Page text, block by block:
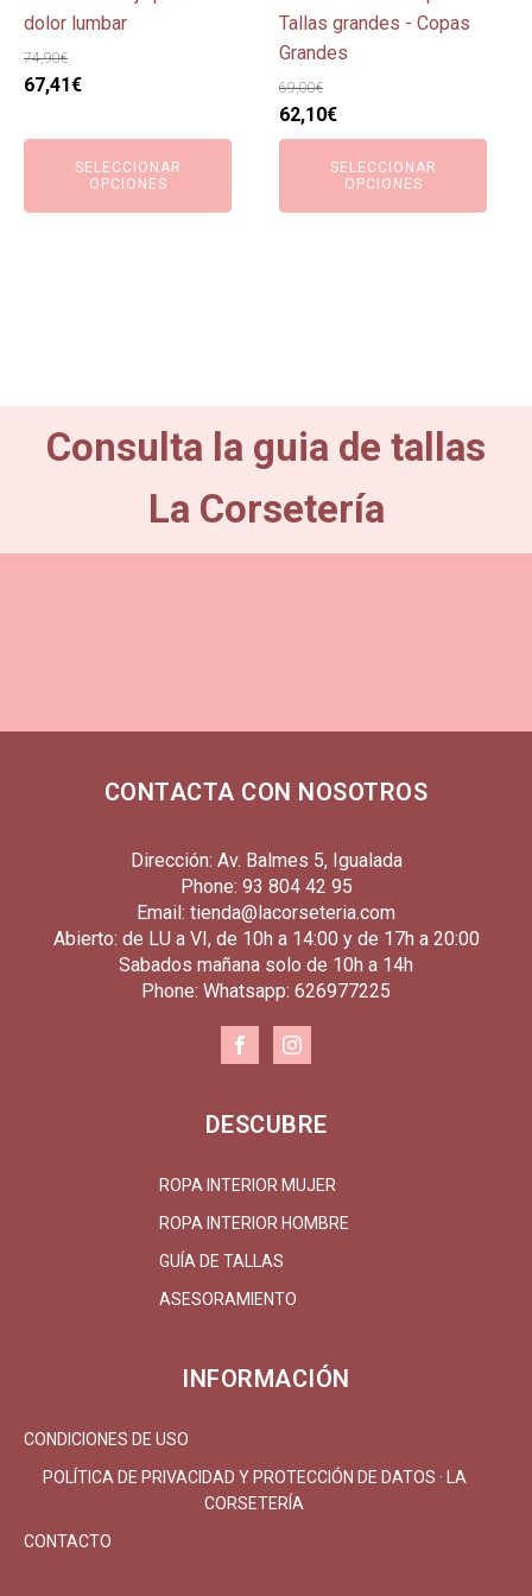
dolor lumbar
74,90€
El
original
67,41€El
actual
es:
SELECCIONAR
OPCIONES
la
página
de
Tallas grandes - Copas
Grandes
69,00€
El
precio
original
62,10€El
precio
actual
SELECCIONAR
OPCIONES
la
página
de
producto
Consulta la guia de tallas
La Corsetería
CONTACTA CON NOSOTROS
Dirección: Av. Balmes 5, Igualada
Phone: 93 804 42 95
Email: tienda@lacorseteria.com
Abierto: de LU a VI, de 10h a 14:00 y de 17h a 20:00
Sabados mañana solo de 10h a 14h
Phone: Whatsapp: 626977225
DESCUBRE
ROPA INTERIOR MUJER
ROPA INTERIOR HOMBRE
GUÍA DE TALLAS
ASESORAMIENTO
INFORMACIÓN
CONDICIONES DE USO
POLÍTICA DE PRIVACIDAD Y PROTECCIÓN DE DATOS · LA
CORSETERÍA
CONTACTO